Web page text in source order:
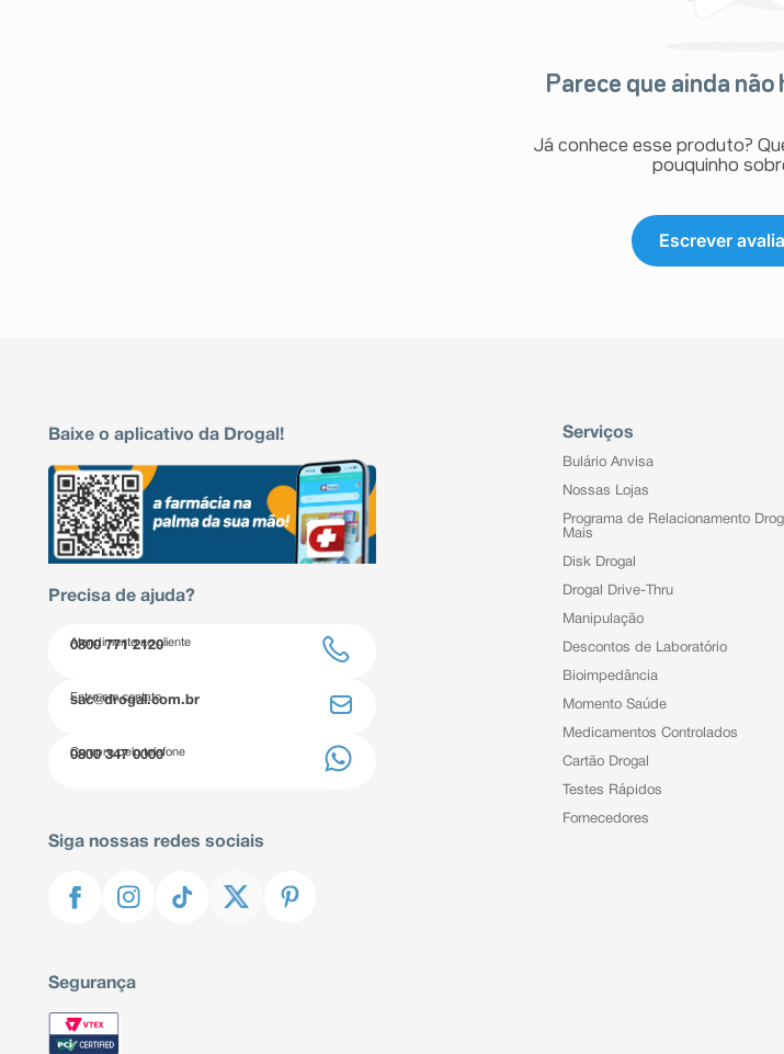
Parece que ainda não
Já conhece esse produto?
pouquinho
Escrever
Baixe o aplicativo da Drogal!
Precisa de ajuda?
Atendimento ao cliente
0800 771 2120
Entre em contato
sac@drogal.com.br
Compre pelo telefone
0800 347 0000
Siga nossas redes sociais
Segurança
Serviços
Bulário Anvisa
Nossas Lojas
Programa de Relacionamento
Mais
Disk Drogal
Drogal Drive-Thru
Manipulação
Descontos de Laboratório
Bioimpedância
Momento Saúde
Medicamentos Controlados
Cartão Drogal
Testes Rápidos
Fornecedores